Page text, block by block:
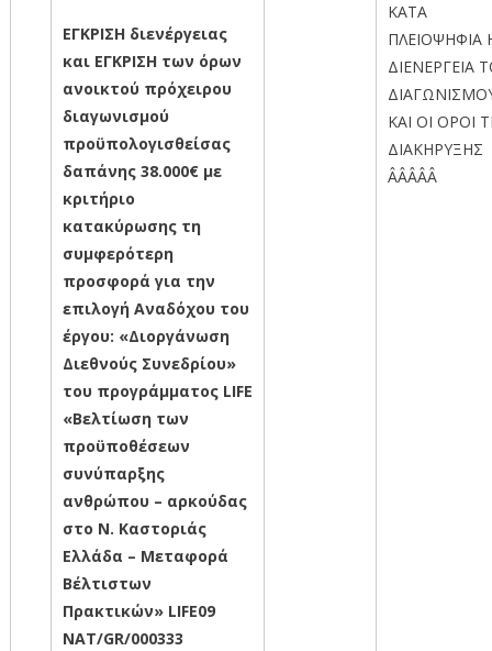
ΕΓΚΡΙΣΗ διενέργειας
και ΕΓΚΡΙΣΗ των όρων
ανοικτού πρόχειρου
διαγωνισμού
προϋπολογισθείσας
δαπάνης 38.000€ με
κριτήριο
κατακύρωσης τη
συμφερότερη
προσφορά για την
επιλογή Αναδόχου του
έργου: «Διοργάνωση
Διεθνούς Συνεδρίου»
του προγράμματος LIFE
«Βελτίωση των
προϋποθέσεων
συνύπαρξης
ανθρώπου – αρκούδας
στο Ν. Καστοριάς
Ελλάδα – Μεταφορά
Βέλτιστων
Πρακτικών» LIFE09
NAT/GR/000333
ΚΑΤΑ
ΠΛΕΙΟΨΗΦΙΑ
ΔΙΕΝΕΡΓΕΙΑ
ΚΑΙ ΟΙ ΟΡΟΙ
ΔΙΑΚΗΡΥΞΗΣ
ÂÂÂÂÂ